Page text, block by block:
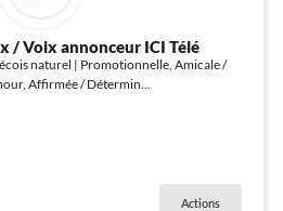
/ Voix annonceur ICI Télé
naturel | Promotionnelle, Amicale /
Affirmée / Détermin
Actions